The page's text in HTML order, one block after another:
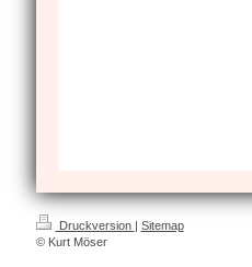
Druckversion | Sitemap
© Kurt Möser